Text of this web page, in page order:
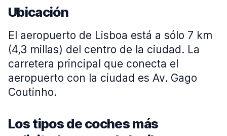
Ubicación
El aeropuerto de Lisboa está a sólo 7 km
(4,3 millas) del centro de la ciudad. La
carretera principal que conecta el
aeropuerto con la ciudad es Av. Gago
Coutinho.
Los tipos de coches más